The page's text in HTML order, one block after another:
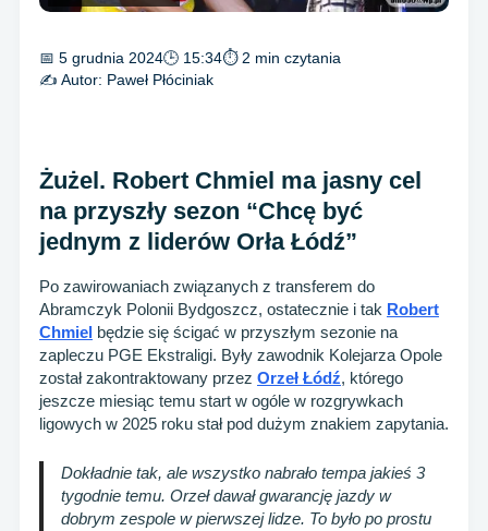
📅 5 grudnia 2024🕒 15:34⏱ 2 min czytania
✍️ Autor: Paweł Płóciniak
Żużel. Robert Chmiel ma jasny cel
na przyszły sezon “Chcę być
jednym z liderów Orła Łódź”
Po zawirowaniach związanych z transferem do
Abramczyk Polonii Bydgoszcz, ostatecznie i tak Robert
Chmiel będzie się ścigać w przyszłym sezonie na
zapleczu PGE Ekstraligi. Były zawodnik Kolejarza Opole
został zakontraktowany przez Orzeł Łódź, którego
jeszcze miesiąc temu start w ogóle w rozgrywkach
ligowych w 2025 roku stał pod dużym znakiem zapytania.
Dokładnie tak, ale wszystko nabrało tempa jakieś 3
tygodnie temu. Orzeł dawał gwarancję jazdy w
dobrym zespole w pierwszej lidze. To było po prostu